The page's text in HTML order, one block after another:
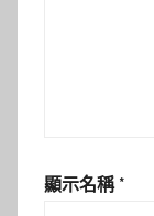
顯示名稱 *